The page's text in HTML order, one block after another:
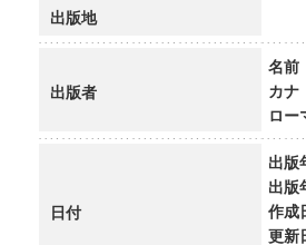
ィテュート
プログラム市民社会ガバナンス教育研究セ
ログラム「超成熟社会発展のサイエンス」
出版地
出版者
名前
カナ
ロー
日付
出
出
作成
更新